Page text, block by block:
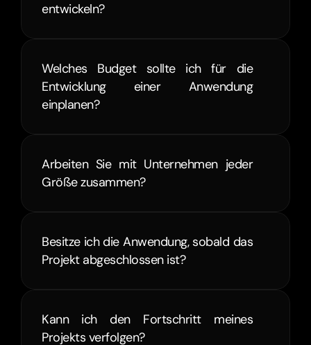
entwickeln?
Welches Budget sollte ich für die
Entwicklung einer Anwendung
einplanen?
Arbeiten Sie mit Unternehmen jeder
Größe zusammen?
Besitze ich die Anwendung, sobald das
Projekt abgeschlossen ist?
Kann ich den Fortschritt meines
Projekts verfolgen?